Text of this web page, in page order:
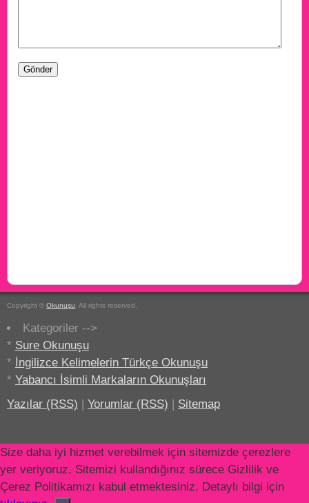
Copyright © Okunuşu . All rights reserved.
Kategoriler -->
* Sure Okunuşu
* İngilizce Kelimelerin Türkçe Okunuşu
* Yabancı İsimli Markaların Okunuşları
Yazılar (RSS) | Yorumlar (RSS) | Sitemap
Size daha iyi hizmet verebilmek için sitemizde çerezlere
yer veriyoruz. Sitemizi kullandığınız sürece Gizlilik ve
Çerez Politikamızı kabul etmektesiniz. Detaylı bilgi için